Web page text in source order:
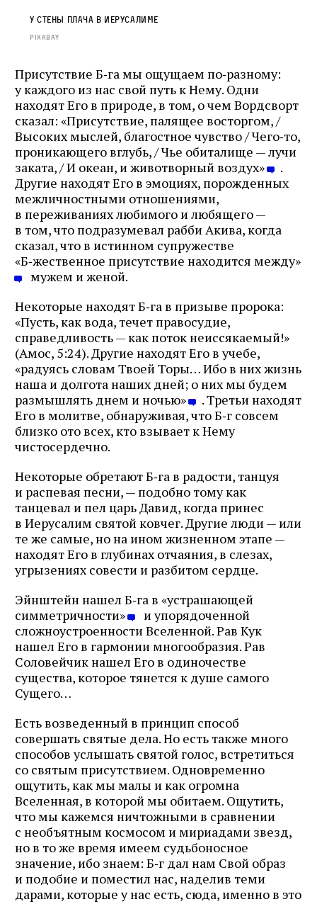
У Стены Плача в Иерусалиме
Pixabay
Присутствие Б‑га мы ощущаем по‑разному:
у каждого из нас свой путь к Нему. Одни
находят Его в природе, в том, о чем Вордсворт
сказал: «Присутствие, палящее восторгом, /
Высоких мыслей, благостное чувство / Чего‑то,
проникающего вглубь, / Чье обиталище — лучи
заката, / И океан, и животворный воздух»
.
Другие находят Его в эмоциях, порожденных
межличностными отношениями,
в переживаниях любимого и любящего —
в том, что подразумевал рабби Акива, когда
сказал, что в истинном супружестве
«Б‑жественное присутствие находится между»
мужем и женой.
Некоторые находят Б‑га в призыве пророка:
«Пусть, как вода, течет правосудие,
справедливость — как поток неиссякаемый!»
(Амос, 5:24). Другие находят Его в учебе,
«радуясь словам Твоей Торы… Ибо в них жизнь
наша и долгота наших дней; о них мы будем
размышлять днем и ночью»
. Третьи находят
Его в молитве, обнаруживая, что Б‑г совсем
близко ото всех, кто взывает к Нему
чистосердечно.
Некоторые обретают Б‑га в радости, танцуя
и распевая песни, — подобно тому как
танцевал и пел царь Давид, когда принес
в Иерусалим святой ковчег. Другие люди — или
те же самые, но на ином жизненном этапе —
находят Его в глубинах отчаяния, в слезах,
угрызениях совести и разбитом сердце.
Эйнштейн нашел Б‑га в «устрашающей
симметричности»
и упорядоченной
сложноустроенности Вселенной. Рав Кук
нашел Его в гармонии многообразия. Рав
Соловейчик нашел Его в одиночестве
существа, которое тянется к душе самого
Сущего…
Есть возведенный в принцип способ
совершать святые дела. Но есть также много
способов услышать святой голос, встретиться
со святым присутствием. Одновременно
ощутить, как мы малы и как огромна
Вселенная, в которой мы обитаем. Ощутить,
что мы кажемся ничтожными в сравнении
с необъятным космосом и мириадами звезд,
но в то же время имеем судьбоносное
значение, ибо знаем: Б‑г дал нам Свой образ
и подобие и поместил нас, наделив теми
дарами, которые у нас есть, сюда, именно в это